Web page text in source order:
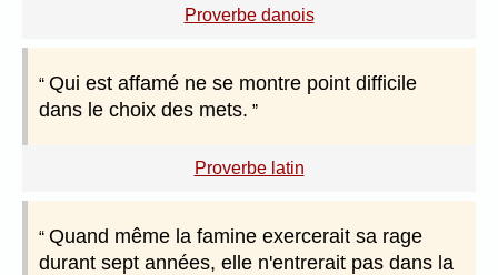
Proverbe danois
Qui est affamé ne se montre point difficile
dans le choix des mets.
Proverbe latin
Quand même la famine exercerait sa rage
durant sept années, elle n'entrerait pas dans la